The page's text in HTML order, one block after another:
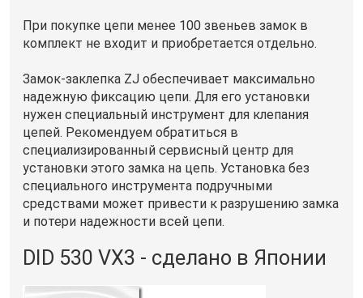
При покупке цепи менее 100 звеньев замок в
комплект не входит и приобретается отдельно.
Замок-заклепка ZJ обеспечивает максимально
надежную фиксацию цепи. Для его установки
нужен специальный инструмент для клепания
цепей. Рекомендуем обратиться в
специализированный сервисный центр для
установки этого замка на цепь. Установка без
специального инструмента подручными
средствами может привести к разрушению замка
и потери надежности всей цепи.
DID 530 VX3 - сделано в Японии